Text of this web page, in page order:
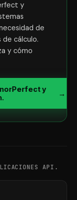
y
de
de cálculo.
y cómo
y
→
API.